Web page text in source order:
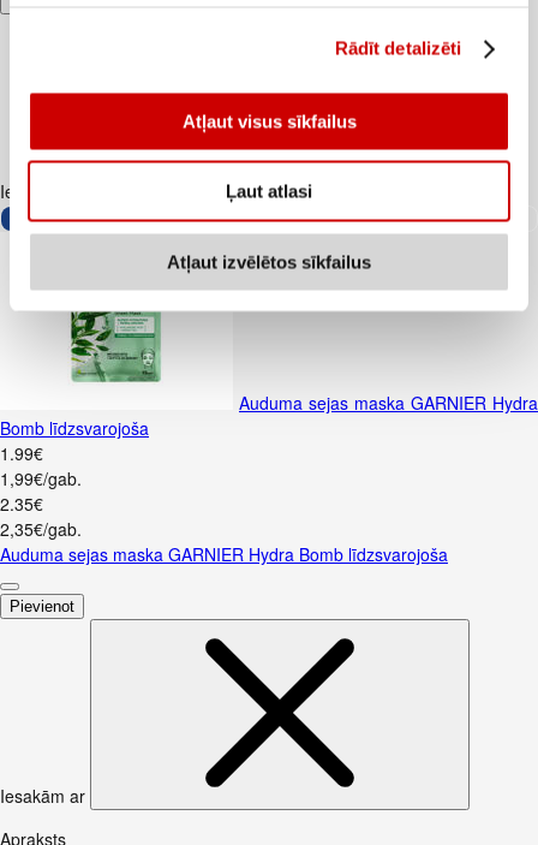
Rādīt detalizēti
Atļaut visus sīkfailus
Ļaut atlasi
Atļaut izvēlētos sīkfailus
Iesakām ar
Auduma sejas maska GARNIER Hydra
Bomb līdzsvarojoša
1 .99€
1,99€/gab.
2.35€
2,35€/gab.
Auduma sejas maska GARNIER Hydra Bomb līdzsvarojoša
Pievienot
Iesakām ar
Apraksts